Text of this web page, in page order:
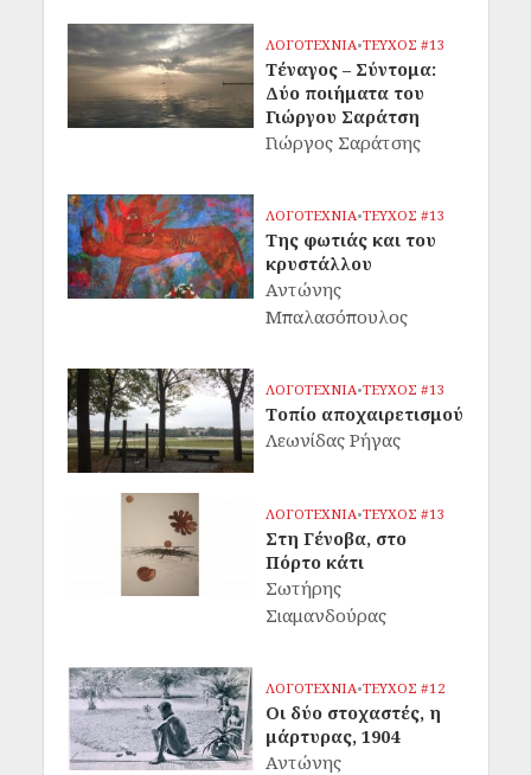
ΛΟΓΟΤΕΧΝΙΑ•ΤΕΥΧΟΣ #13
Τέναγος – Σύντομα:
Δύο ποιήματα του
Γιώργου Σαράτση
Γιώργος Σαράτσης
ΛΟΓΟΤΕΧΝΙΑ•ΤΕΥΧΟΣ #13
Της φωτιάς και του
κρυστάλλου
Αντώνης
Μπαλασόπουλος
ΛΟΓΟΤΕΧΝΙΑ•ΤΕΥΧΟΣ #13
Τοπίο αποχαιρετισμού
Λεωνίδας Ρήγας
ΛΟΓΟΤΕΧΝΙΑ•ΤΕΥΧΟΣ #13
Στη Γένοβα, στο
Πόρτο κάτι
Σωτήρης
Σιαμανδούρας
ΛΟΓΟΤΕΧΝΙΑ•ΤΕΥΧΟΣ #12
Οι δύο στοχαστές, η
μάρτυρας, 1904
Αντώνης